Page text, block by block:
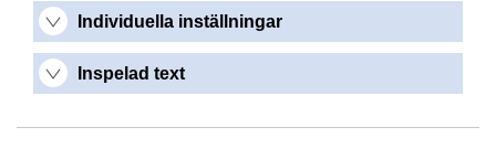
Individuella inställningar
Inspelad text